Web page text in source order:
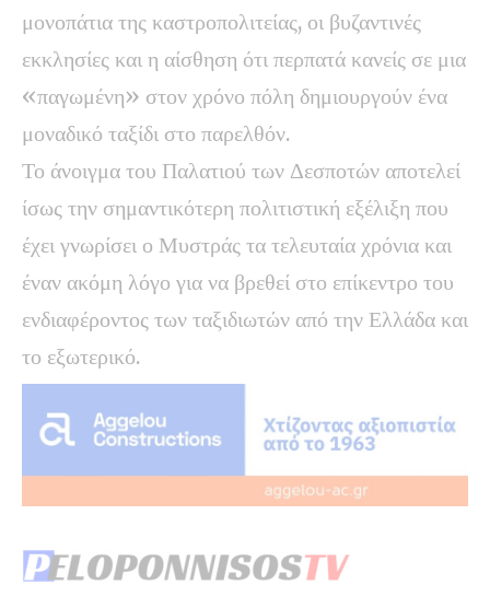
μονοπάτια της καστροπολιτείας, οι βυζαντινές
εκκλησίες και η αίσθηση ότι περπατά κανείς σε μια
«παγωμένη» στον χρόνο πόλη δημιουργούν ένα
μοναδικό ταξίδι στο παρελθόν.
Το άνοιγμα του Παλατιού των Δεσποτών αποτελεί
ίσως την σημαντικότερη πολιτιστική εξέλιξη που
έχει γνωρίσει ο Μυστράς τα τελευταία χρόνια και
έναν ακόμη λόγο για να βρεθεί στο επίκεντρο του
ενδιαφέροντος των ταξιδιωτών από την Ελλάδα και
το εξωτερικό.